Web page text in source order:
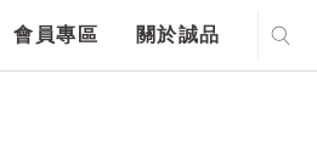
會員專區 關於誠品